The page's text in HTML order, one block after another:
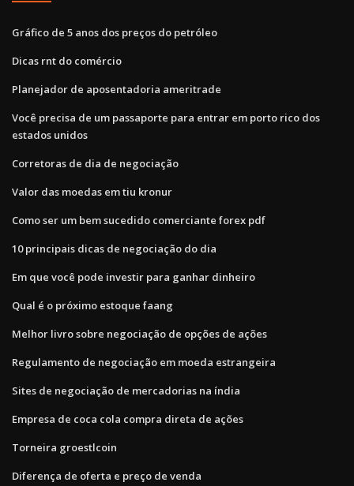
Gráfico de 5 anos dos preços do petróleo
Dicas rnt do comércio
Planejador de aposentadoria ameritrade
Você precisa de um passaporte para entrar em porto rico dos
estados unidos
Corretoras de dia de negociação
Valor das moedas em tiu kronur
Como ser um bem sucedido comerciante forex pdf
10 principais dicas de negociação do dia
Em que você pode investir para ganhar dinheiro
Qual é o próximo estoque faang
Melhor livro sobre negociação de opções de ações
Regulamento de negociação em moeda estrangeira
Sites de negociação de mercadorias na índia
Empresa de coca cola compra direta de ações
Torneira groestlcoin
Diferença de oferta e preço de venda